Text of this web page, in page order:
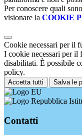
Per conoscere quali
visionare la COOKIE
Cookie necessari per il
I cookie necessari per il
disabilitati. È possibile
policy.
Accetta tutti Salva le
Contatti